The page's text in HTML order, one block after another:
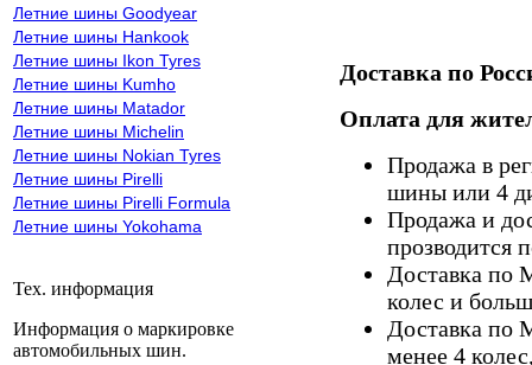
Летние шины Goodyear
Летние шины Hankook
Летние шины Ikon Tyres
Летние шины Kumho
Летние шины Matador
Летние шины Michelin
Летние шины Nokian Tyres
Летние шины Pirelli
Летние шины Pirelli Formula
Летние шины Yokohama
Тех. информация
Информация о маркировке
автомобильных шин.
Доставка по
Оплата для
Продажа в
шины или 4
Продажа и
прозводится
Доставка по
колес и
Доставка по
менее 4